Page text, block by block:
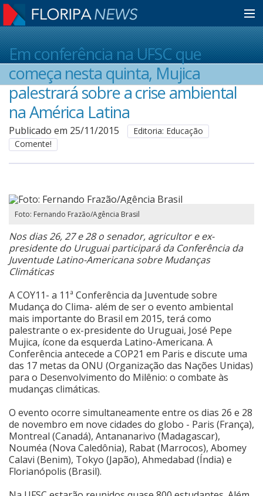
Home
Notícias
Colunistas
Classificados
Guia de Serviços
Anuncie
Agenda Cultural
Anuncie
Em conferência na UFSC que
começa nesta quinta, Mujica
palestrará sobre a crise ambiental
na América Latina
Publicado em 25/11/2015
Editoria: Educação
Comente!
Foto: Fernando Frazão/Agência Brasil
Nos dias 26, 27 e 28 o senador, agricultor e ex-
presidente do Uruguai participará da Conferência da
Juventude Latino-Americana sobre Mudanças
Climáticas
A COY11- a 11ª Conferência da Juventude sobre
Mudança do Clima- além de ser o evento ambiental
mais importante do Brasil em 2015, terá como
palestrante o ex-presidente do Uruguai, José Pepe
Mujica, ícone da esquerda Latino-Americana. A
Conferência antecede a COP21 em Paris e discute uma
das 17 metas da ONU (Organização das Nações Unidas)
para o Desenvolvimento do Milênio: o combate às
mudanças climáticas.
O evento ocorre simultaneamente entre os dias 26 e 28
de novembro em nove cidades do globo - Paris (França),
Montreal (Canadá), Antananarivo (Madagascar),
Nouméa (Nova Caledônia), Rabat (Marrocos), Abomey
Calavi (Benim), Tokyo (Japão), Ahmedabad (Índia) e
Florianópolis (Brasil).